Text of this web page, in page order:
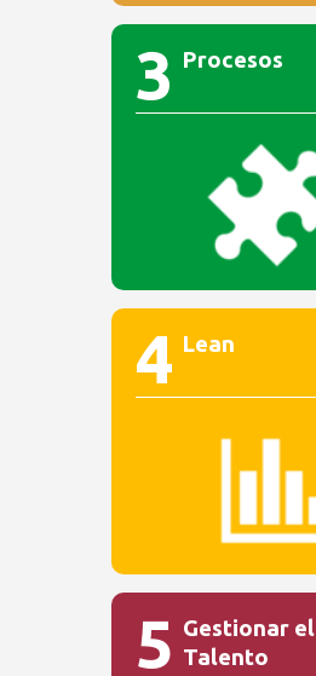
3 Procesos
4 Lean
5 Gestionar el
Talento